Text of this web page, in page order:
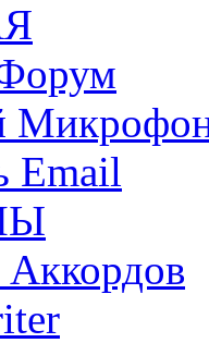
Email
Аккордов